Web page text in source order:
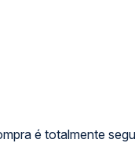
é totalmente